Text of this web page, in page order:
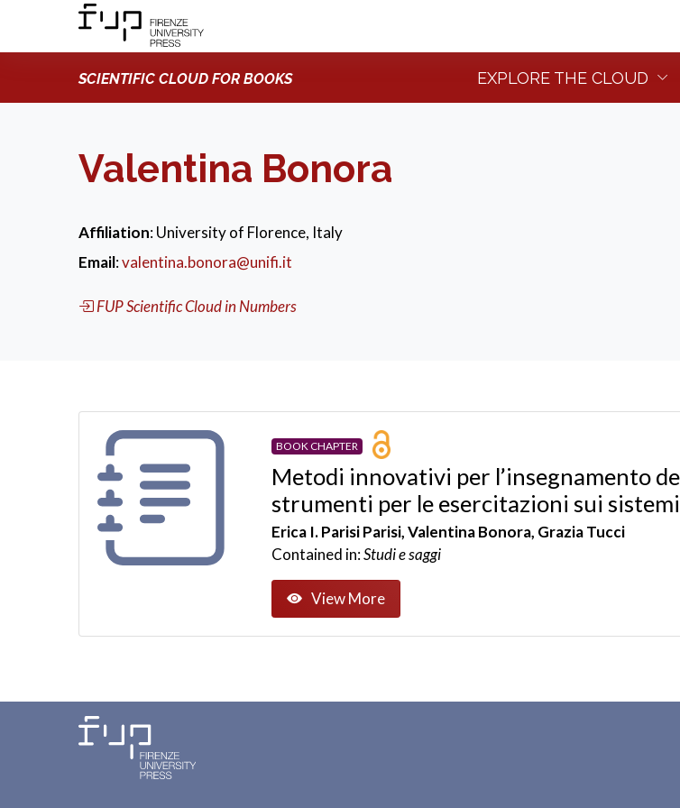
SCIENTIFIC CLOUD FOR BOOKS EXPLORE THE CLOUD
Valentina Bonora
Affiliation: University of Florence, Italy
Email:valentina.bonora@unifi.it
FUP Scientific Cloud in Numbers
BOOK CHAPTER
Metodi innovativi per l’insegnamento
strumenti per le esercitazioni sui
Erica I. Parisi Parisi, Valentina Bonora, Grazia Tucci
Contained in:Studi e saggi
View More